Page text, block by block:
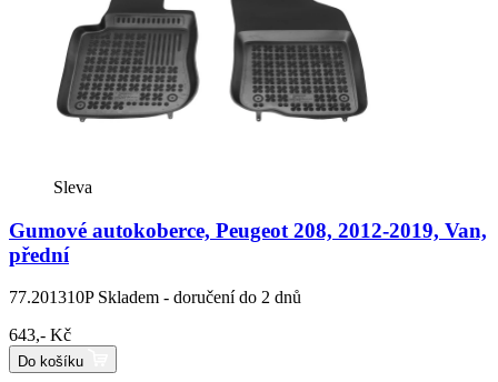
Sleva
Gumové autokoberce, Peugeot 208, 2012-2019, Van,
přední
77.201310P Skladem - doručení do 2 dnů
643,- Kč
Do košíku